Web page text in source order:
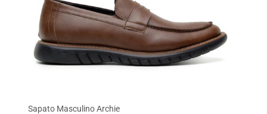
Casual
Conforto
Oxford
Social
Tênis
R$ 300,00-R$ 399,99
R$ 400,00
R$ 499,99
R$ 500,00e acima
Preto Bege Tan Vermelho
Sapato Masculino Archie